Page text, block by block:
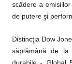
scădere a
de putere şi
Distincţia Dow
săptămână de